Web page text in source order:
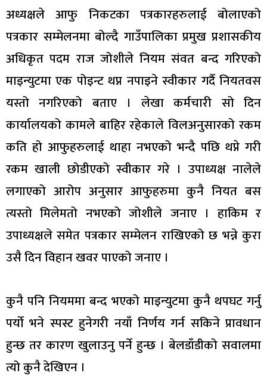
अध्यक्षले आफु निकटका पत्रकारहरुलाई बोलाएको
पत्रकार सम्मेलनमा बोल्दै गाउँपालिका प्रमुख प्रशासकीय
अधिकृत पदम राज जोशीले नियम संवत बन्द गरिएको
माइन्युटमा एक पोइन्ट थप्न नपाइने स्वीकार गर्दै नियतवस
यस्तो नगरिएको बताए । लेखा कर्मचारी सो दिन
कार्यालयको कामले बाहिर रहेकाले विलअनुसारको रकम
कति हो आफुहरुलाई थाहा नभएको भन्दै पछि थप्ने गरी
रकम खाली छोडीएको स्वीकार गरे । उपाध्यक्ष नालेले
लगाएको आरोप अनुसार आफुहरुमा कुनै नियत बस
त्यस्तो मिलेमतो नभएको जोशीले जनाए । हाकिम र
उपाध्यक्षले समेत पत्रकार सम्मेलन राखिएको छ भन्ने कुरा
उसै दिन विहान खवर पाएको जनाए ।
कुनै पनि नियममा बन्द भएको माइन्युटमा कुनै थपघट गर्नु
पर्यो भने स्पस्ट हुनेगरी नयाँ निर्णय गर्न सकिने प्रावधान
हुन्छ तर कारण खुलाउनु पर्ने हुन्छ । बेलडाँडीको सवालमा
त्यो कुनै देखिएन ।